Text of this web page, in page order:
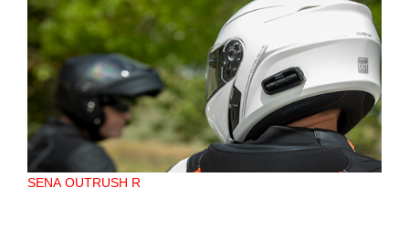
SENA OUTRUSH R